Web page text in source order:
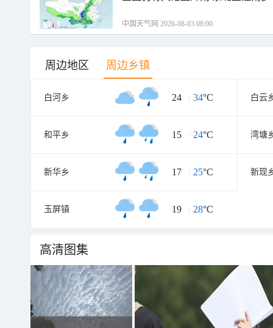
中国天气网 2026-08-03 08:00
周边地区 周边乡镇
白河乡 24 / 34°C 白云
和平乡 15 / 24°C 湾塘
新华乡 17 / 25°C 新现
玉屏镇 19 / 28°C
高清图集